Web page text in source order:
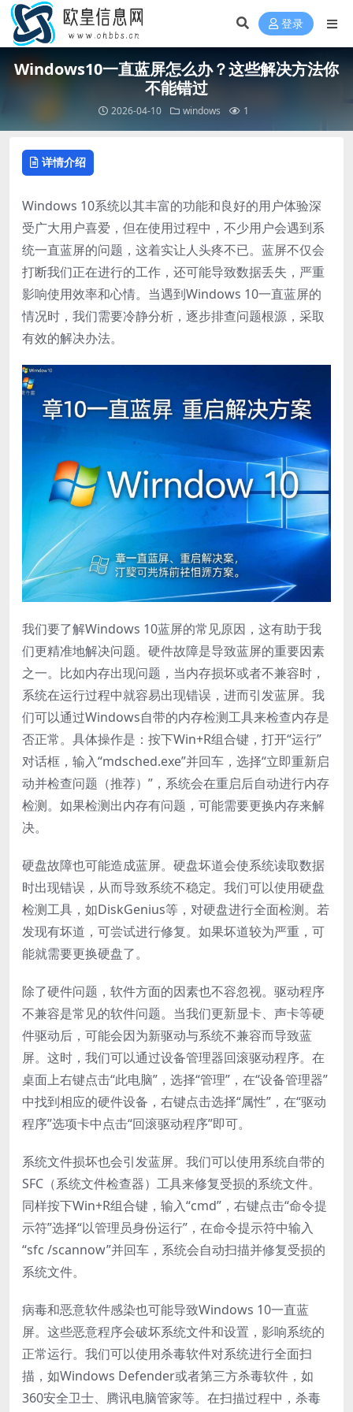
登录
Windows10一直蓝屏怎么办？这些解决方法你
不能错过
2026-04-10 windows 1
详情介绍
Windows 10系统以其丰富的功能和良好的用户体验深
受广大用户喜爱，但在使用过程中，不少用户会遇到系
统一直蓝屏的问题，这着实让人头疼不已。蓝屏不仅会
打断我们正在进行的工作，还可能导致数据丢失，严重
影响使用效率和心情。当遇到Windows 10一直蓝屏的
情况时，我们需要冷静分析，逐步排查问题根源，采取
有效的解决办法。
我们要了解Windows 10蓝屏的常见原因，这有助于我
们更精准地解决问题。硬件故障是导致蓝屏的重要因素
之一。比如内存出现问题，当内存损坏或者不兼容时，
系统在运行过程中就容易出现错误，进而引发蓝屏。我
们可以通过Windows自带的内存检测工具来检查内存是
否正常。具体操作是：按下Win+R组合键，打开“运行”
对话框，输入“mdsched.exe”并回车，选择“立即重新启
动并检查问题（推荐）”，系统会在重启后自动进行内存
检测。如果检测出内存有问题，可能需要更换内存来解
决。
硬盘故障也可能造成蓝屏。硬盘坏道会使系统读取数据
时出现错误，从而导致系统不稳定。我们可以使用硬盘
检测工具，如DiskGenius等，对硬盘进行全面检测。若
发现有坏道，可尝试进行修复。如果坏道较为严重，可
能就需要更换硬盘了。
除了硬件问题，软件方面的因素也不容忽视。驱动程序
不兼容是常见的软件问题。当我们更新显卡、声卡等硬
件驱动后，可能会因为新驱动与系统不兼容而导致蓝
屏。这时，我们可以通过设备管理器回滚驱动程序。在
桌面上右键点击“此电脑”，选择“管理”，在“设备管理器”
中找到相应的硬件设备，右键点击选择“属性”，在“驱动
程序”选项卡中点击“回滚驱动程序”即可。
系统文件损坏也会引发蓝屏。我们可以使用系统自带的
SFC（系统文件检查器）工具来修复受损的系统文件。
同样按下Win+R组合键，输入“cmd”，右键点击“命令提
示符”选择“以管理员身份运行”，在命令提示符中输入
“sfc /scannow”并回车，系统会自动扫描并修复受损的
系统文件。
病毒和恶意软件感染也可能导致Windows 10一直蓝
屏。这些恶意程序会破坏系统文件和设置，影响系统的
正常运行。我们可以使用杀毒软件对系统进行全面扫
描，如Windows Defender或者第三方杀毒软件，如
360安全卫士、腾讯电脑管家等。在扫描过程中，杀毒